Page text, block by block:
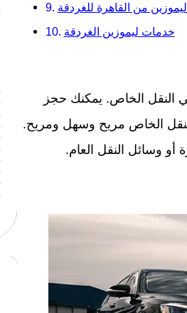
من القاهرة للغردقة
خدمات ليموزين الغردقة
النقل الخاص. يمكنك حجز
الخاص مريح وسهل ومريح.
وسائل النقل العام.